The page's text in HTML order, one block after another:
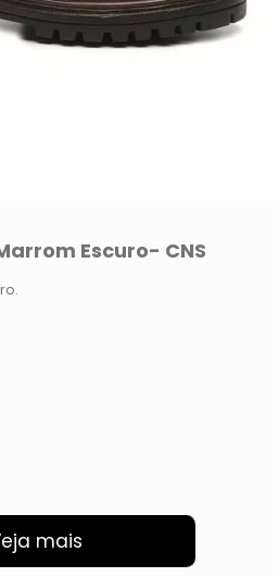
Escuro- CNS
mais